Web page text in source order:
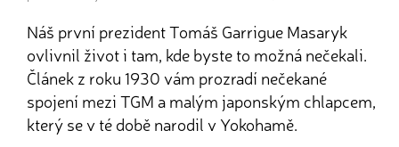
Náš první prezident Tomáš Garrigue Masaryk
ovlivnil život i tam, kde byste to možná nečekali.
Článek z roku 1930 vám prozradí nečekané
spojení mezi TGM a malým japonským chlapcem,
který se v té době narodil v Yokohamě.